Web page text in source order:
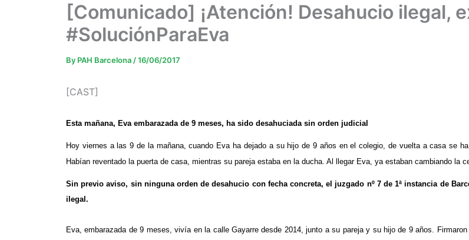
[Comunicado] ¡Atención! Desahucio ilegal,
#SoluciónParaEva
By PAH Barcelona /16/06/2017
[CAST]
Esta mañana, Eva embarazada de 9 meses, ha sido desahuciada sin orden judicial
Hoy viernes a las 9 de la mañana, cuando Eva ha dejado a su hijo de 9 años en el colegio, de vuelta a casa se
Habían reventado la puerta de casa, mientras su pareja estaba en la ducha. Al llegar Eva, ya estaban cambiando la
Sin previo aviso, sin ninguna orden de desahucio con fecha concreta, el juzgado nº 7 de 1ª instancia de
ilegal.
Eva, embarazada de 9 meses, vivía en la calle Gayarre desde 2014, junto a su pareja y su hijo de 9 años.